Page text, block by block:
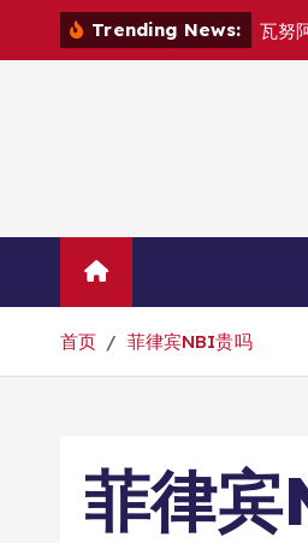
Trending News: 瓦努
首页 菲律宾NBI贵吗
菲律